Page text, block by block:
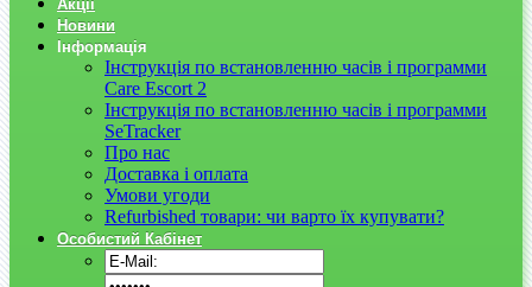
Акції
Новини
Інформація
Інструкція по встановленню часів і программи
Care Escort 2
Інструкція по встановленню часів і программи
SeTracker
Про нас
Доставка і оплата
Умови угоди
Refurbished товари: чи варто їх купувати?
Особистий Кабінет